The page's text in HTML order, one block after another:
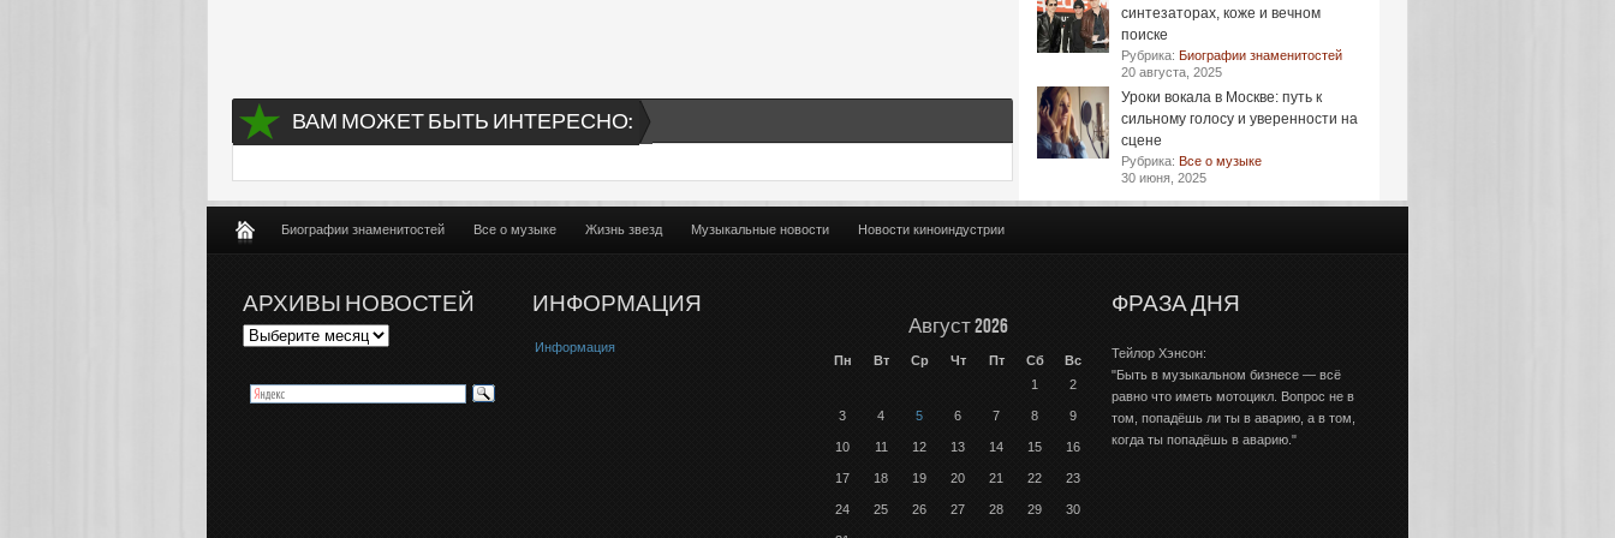
ВАМ МОЖЕТ БЫТЬ ИНТЕРЕСНО:
синтезаторах, коже и вечном
поиске
Рубрика: Биографии знаменитостей
20 августа, 2025
Уроки вокала в Москве: путь к
сильному голосу и уверенности на
сцене
Рубрика: Все о музыке
30 июня, 2025
Биографии знаменитостей Все о музыке Жизнь звезд Музыкальные новости Новости киноиндустрии
АРХИВЫ НОВОСТЕЙ ИНФОРМАЦИЯ
Информация
Август 2026
Пн Вт Ср Чт Пт Сб
Вс
1
2
3 4 5 6 7 8 9
10 11 12 13 14 15 16
17 18 19 20 21 22 23
24 25 26 27 28 29 30
ФРАЗА ДНЯ
Тейлор Хэнсон:
"Быть в музыкальном бизнесе — всё
равно что иметь мотоцикл. Вопрос не в
том, попадёшь ли ты в аварию, а в том,
когда ты попадёшь в аварию."